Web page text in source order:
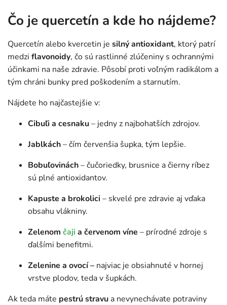
Čo je quercetín a kde ho nájdeme?
Quercetín alebo kvercetin je silný antioxidant, ktorý patrí
medzi flavonoidy, čo sú rastlinné zlúčeniny s ochrannými
účinkami na naše zdravie. Pôsobí proti voľným radikálom a
tým chráni bunky pred poškodením a starnutím.
Nájdete ho najčastejšie v:
Cibuľi a cesnaku– jedny z najbohatších zdrojov.
Jablkách– čím červenšia šupka, tým lepšie.
Bobuľovinách– čučoriedky, brusnice a čierny ríbez
sú plné antioxidantov.
Kapuste a brokolici– skvelé pre zdravie aj vďaka
obsahu vlákniny.
Zelenom čajia červenom víne – prírodné zdroje s
ďalšími benefitmi.
Zelenine a ovocí – najviac je obsiahnuté v hornej
vrstve plodov, teda v šupkách.
Ak teda máte pestrú stravu a nevynechávate potraviny